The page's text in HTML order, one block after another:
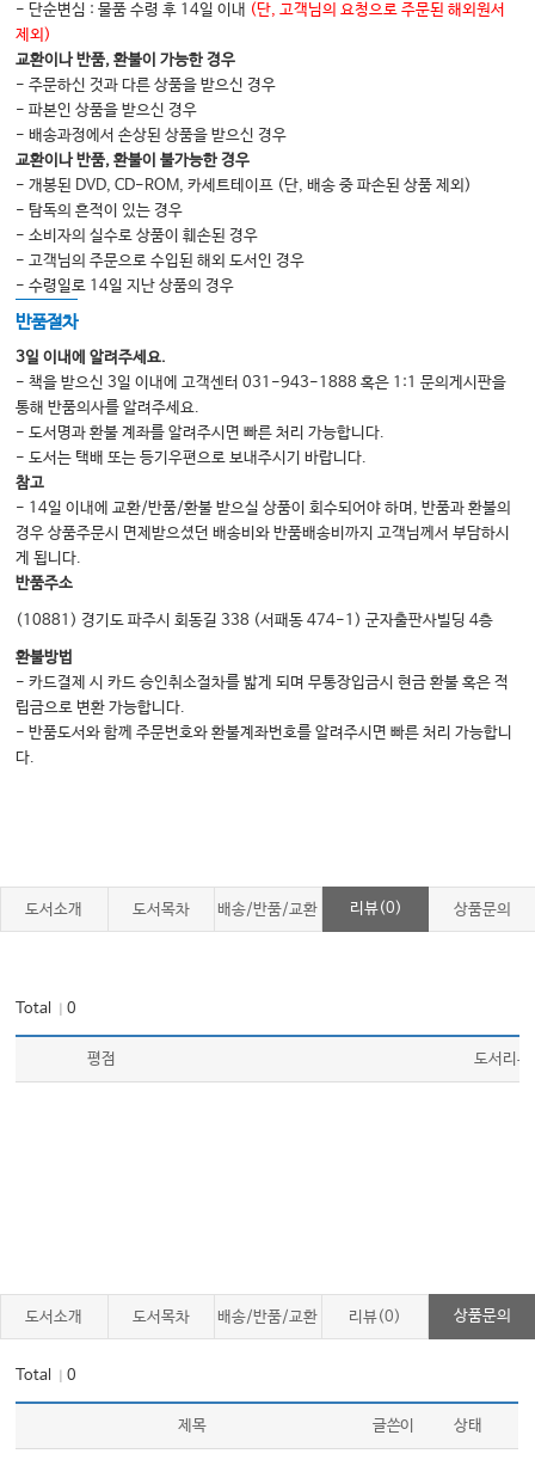
- 단순변심 : 물품 수령 후 14일 이내 (단, 고객님의 요청으로 주문된 해외원서
제외)
교환이나 반품, 환불이 가능한 경우
- 주문하신 것과 다른 상품을 받으신 경우
- 파본인 상품을 받으신 경우
- 배송과정에서 손상된 상품을 받으신 경우
교환이나 반품, 환불이 불가능한 경우
- 개봉된 DVD, CD-ROM, 카세트테이프 (단, 배송 중 파손된 상품 제외)
- 탐독의 흔적이 있는 경우
- 소비자의 실수로 상품이 훼손된 경우
- 고객님의 주문으로 수입된 해외 도서인 경우
- 수령일로 14일 지난 상품의 경우
반품절차
3일 이내에 알려주세요.
- 책을 받으신 3일 이내에 고객센터 031-943-1888 혹은 1:1 문의게시판을
통해 반품의사를 알려주세요.
- 도서명과 환불 계좌를 알려주시면 빠른 처리 가능합니다.
- 도서는 택배 또는 등기우편으로 보내주시기 바랍니다.
참고
- 14일 이내에 교환/반품/환불 받으실 상품이 회수되어야 하며, 반품과 환불의
경우 상품주문시 면제받으셨던 배송비와 반품배송비까지 고객님께서 부담하시
게 됩니다.
반품주소
(10881) 경기도 파주시 회동길 338 (서패동 474-1) 군자출판사빌딩 4층
환불방법
- 카드결제 시 카드 승인취소절차를 밟게 되며 무통장입금시 현금 환불 혹은 적
립금으로 변환 가능합니다.
- 반품도서와 함께 주문번호와 환불계좌번호를 알려주시면 빠른 처리 가능합니
다.
도서소개 도서목차 배송/반품/교환 리뷰(0) 상품문의
Total ｜0
평점 도서리뷰
도서소개 도서목차 배송/반품/교환 리뷰(0) 상품문의
Total ｜0
제목 글쓴이 상태